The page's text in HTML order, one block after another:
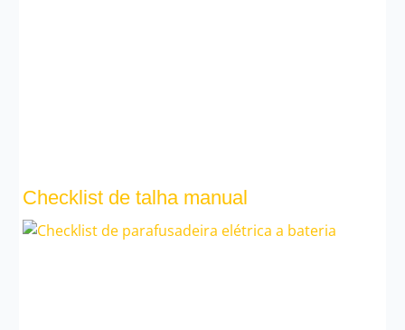
Checklist de talha manual